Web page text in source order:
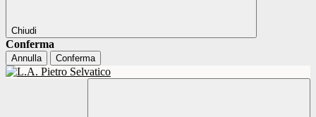
Chiudi
Conferma
Annulla Conferma